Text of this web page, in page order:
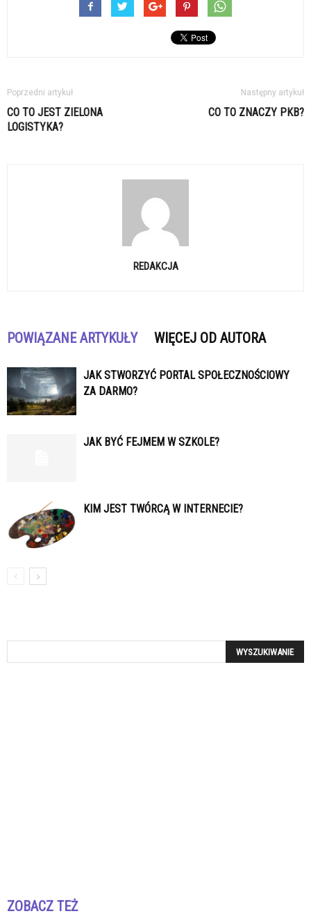
Poprzedni artykuł
CO TO JEST ZIELONA
LOGISTYKA?
Następny artykuł
CO TO ZNACZY PKB?
REDAKCJA
POWIĄZANE ARTYKUŁY WIĘCEJ OD AUTORA
JAK STWORZYĆ PORTAL SPOŁECZNOŚCIOWY
ZA DARMO?
JAK BYĆ FEJMEM W SZKOLE?
KIM JEST TWÓRCĄ W INTERNECIE?
ZOBACZ TEŻ